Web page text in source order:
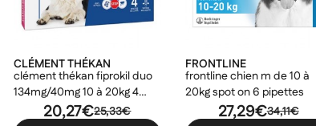
CLÉMENT THÉKAN
clément thékan fiprokil duo
134mg/40mg 10 à 20kg 4
pipettes
25,33€
20,27€
FRONTLINE
frontline chien m de 10 à
20kg spot on 6 pipettes
34,11€
27,29€